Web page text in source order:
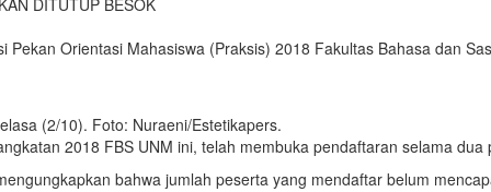
Pekan Orientasi Mahasiswa (Praksis) 2018 Fakultas Bahasa dan
(2/10). Foto: Nuraeni/Estetikapers.
2018 FBS UNM ini, telah membuka pendaftaran selama
bahwa jumlah peserta yang mendaftar belum